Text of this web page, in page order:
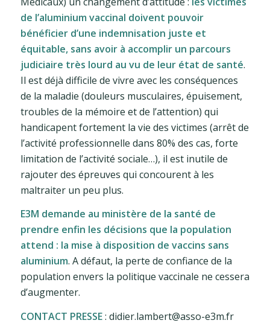
de l’aluminium vaccinal doivent pouvoir
bénéficier d’une indemnisation juste et
équitable, sans avoir à accomplir un parcours
judiciaire très lourd au vu de leur état de santé.
Il est déjà difficile de vivre avec les conséquences
de la maladie (douleurs musculaires, épuisement,
troubles de la mémoire et de l’attention) qui
handicapent fortement la vie des victimes (arrêt de
l’activité professionnelle dans 80% des cas, forte
limitation de l’activité sociale…), il est inutile de
rajouter des épreuves qui concourent à les
maltraiter un peu plus.
E3M demande au ministère de la santé de
prendre enfin les décisions que la population
attend : la mise à disposition de vaccins sans
aluminium. A défaut, la perte de confiance de la
population envers la politique vaccinale ne cessera
d’augmenter.
CONTACT PRESSE: didier.lambert@asso-e3m.fr